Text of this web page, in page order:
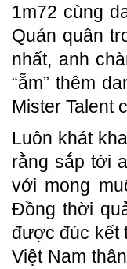
1m72 cùng
Quán quân
nhất, anh
“ẵm” thêm
Mister Talent
Luôn khát
rằng sắp tới
với mong
Đồng thời
được đúc kết
Việt Nam